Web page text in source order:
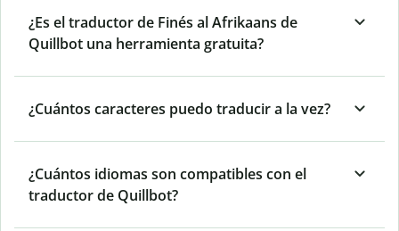
¿Es el traductor de Finés al Afrikaans de
Quillbot una herramienta gratuita?
¿Cuántos caracteres puedo traducir a la vez?
¿Cuántos idiomas son compatibles con el
traductor de Quillbot?